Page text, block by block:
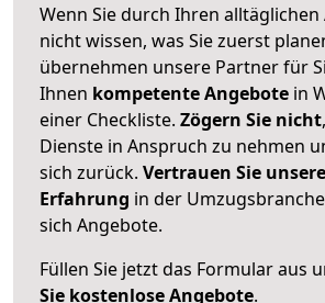
Wenn Sie durch Ihren
nicht wissen, was Sie zuerst
übernehmen unsere Partner für
Ihnen kompetente Angebote in
einer Checkliste. Zögern Sie nicht
Dienste in Anspruch zu nehmen
sich zurück. Vertrauen Sie
Erfahrung in der
sich Angebote.
Füllen Sie jetzt das Formular aus
Sie kostenlose Angebote.